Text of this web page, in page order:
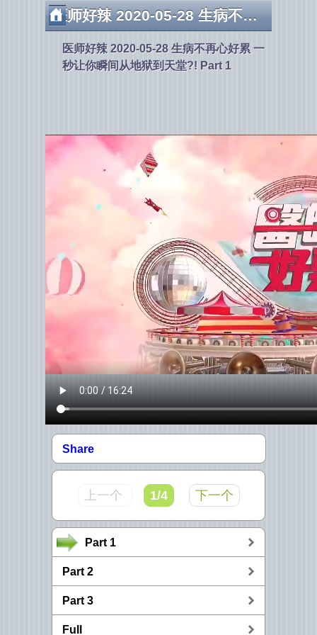
医师好辣 2020-05-28 生病不再心好累 一秒让你瞬间从地狱到天堂?! Part 1
医师好辣 2020-05-28 生病不再心好累 一
秒让你瞬间从地狱到天堂?! Part 1
Share
上一个 1/4 下一个
Part 1
Part 2
Part 3
Full